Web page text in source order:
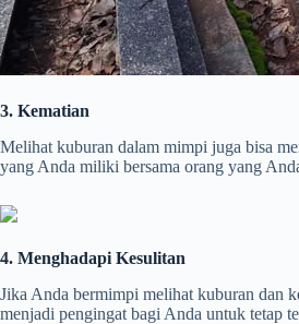
3. Kematian
Melihat kuburan dalam mimpi juga bisa
yang Anda miliki bersama orang yang
4. Menghadapi Kesulitan
Jika Anda bermimpi melihat kuburan dan
menjadi pengingat bagi Anda untuk tetap